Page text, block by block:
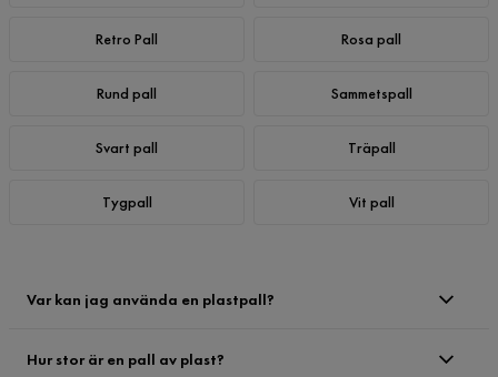
Retro Pall Rosa pall
Rund pall Sammetspall
Svart pall Träpall
Tygpall Vit pall
Var kan jag använda en plastpall?
Hur stor är en pall av plast?